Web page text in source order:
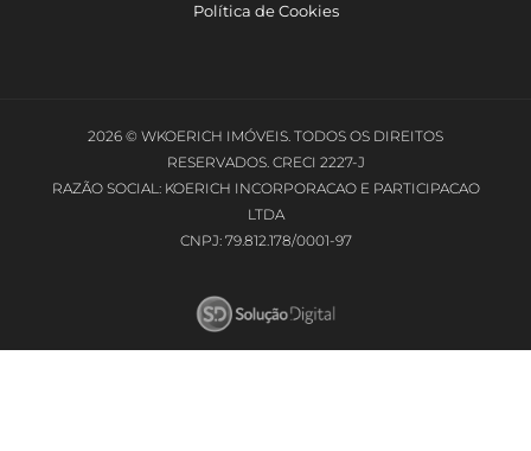
Política de Cookies
2026 © WKOERICH IMÓVEIS. TODOS OS DIREITOS
RESERVADOS. CRECI 2227-J
RAZÃO SOCIAL: KOERICH INCORPORACAO E PARTICIPACAO
LTDA
CNPJ: 79.812.178/0001-97